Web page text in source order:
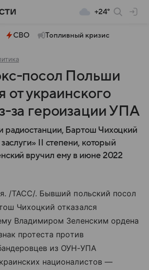
+24°
СВО Топливный кризис
посол Польши
от украинского
за героизации УПА
радиостанции, Бартош Чихоцкий
II степени, который
вручил ему в июне 2022
/ТАСС/. Бывший польский посол
Чихоцкий отказался
Владимиром Зеленским ордена
протеста против
из ОУН-УПА
националистов —